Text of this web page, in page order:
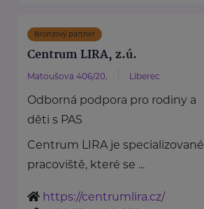
Bronzový partner
Centrum LIRA, z.ú.
Matoušova 406/20, Liberec
Odborná podpora pro rodiny a
děti s PAS
Centrum LIRA je specializované
pracoviště, které se ...
https://centrumlira.cz/